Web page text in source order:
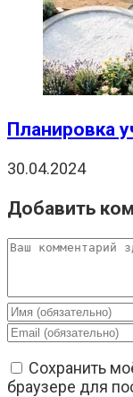
Планировка
30.04.2024
Добавить
Комментарий
Введите
свое
имя
или
имя
Введите
свой
email-
адрес,
Сохранить
браузере для